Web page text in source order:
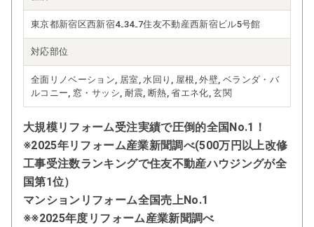
東京都新宿区西新宿4₋34₋7住友不動産西新宿ビル5号館
対応部位
全面リノベーション, 居室, 水回り, 屋根, 外壁, ベランダ・バ
ルコニー, 窓・サッシ, 耐震, 断熱, 省エネ化, 玄関
大規模リフォーム受注実績で圧倒的全国No.1！
※2025年リフォーム産業新聞調べ(500万円以上改修
工事受注数ランキングで住友不動産ハウジングが全
国第1位）
マンションリフォーム全国売上No.1
※※2025年度リフォーム産業新聞調べ